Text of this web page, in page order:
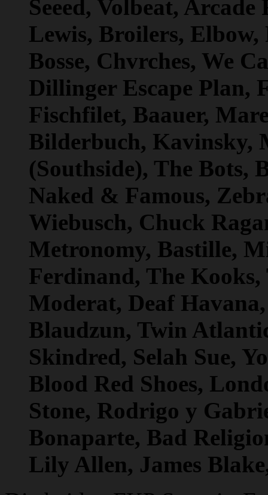
Seeed, Volbeat,
Lewis, Broilers, Elbow,
Bosse, Chvrches, We
Dillinger Escape Plan,
Fischfilet, Baauer,
Bilderbuch, Kavinsky,
(Southside), The Bots,
Naked & Famous,
Wiebusch, Chuck
Metronomy, Bastille,
Ferdinand, The
Moderat, Deaf
Blaudzun, Twin
Skindred, Selah Sue,
Blood Red Shoes,
Stone, Rodrigo y
Bonaparte, Bad
Lily Allen, James